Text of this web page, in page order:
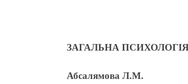
ЗАГАЛЬНА
Абсалямова Л.М.